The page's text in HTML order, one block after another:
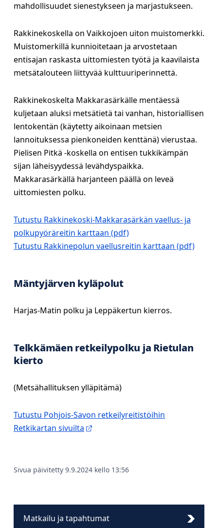
mahdollisuudet sienestykseen ja marjastukseen.
Rakkinekoskella on Vaikkojoen uiton muistomerkki.
Muistomerkillä kunnioitetaan ja arvostetaan
entisajan raskasta uittomiesten työtä ja kaavilaista
metsätalouteen liittyvää kulttuuriperinnettä.
Rakkinekoskelta Makkarasärkälle mentäessä
kuljetaan aluksi metsätietä tai vanhan, historiallisen
lentokentän (käytetty aikoinaan metsien
lannoituksessa pienkoneiden kenttänä) vierustaa.
Pielisen Pitkä -koskella on entisen tukkikämpän
sijan läheisyydessä levähdyspaikka.
Makkarasärkällä harjanteen päällä on leveä
uittomiesten polku.
Tutustu Rakkinekoski-Makkarasärkän vaellus- ja
polkupyöräreitin karttaan
Tutustu Rakkinepolun vaellusreitin karttaan
Mäntyjärven kyläpolut
Harjas-Matin polku ja Leppäkertun kierros.
Telkkämäen retkeilypolku ja Rietulan
kierto
(Metsähallituksen ylläpitämä)
Tutustu Pohjois-Savon retkeilyreitistöihin
Retkikartan sivuilta
Sivua päivitetty 9.9.2024 kello 13:56
Matkailu ja tapahtumat